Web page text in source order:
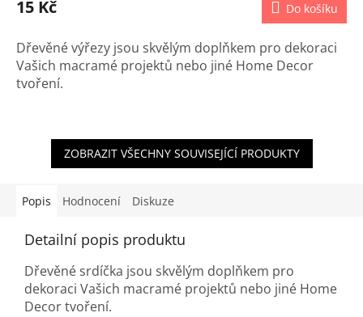
15 Kč Do košíku
Dřevěné výřezy jsou skvělým doplňkem pro dekoraci
Vašich macramé projektů nebo jiné Home Decor
tvoření.
ZOBRAZIT VŠECHNY SOUVISEJÍCÍ PRODUKTY
Popis Hodnocení Diskuze
Detailní popis produktu
Dřevěné srdíčka jsou skvělým doplňkem pro
dekoraci Vašich macramé projektů nebo jiné Home
Decor tvoření.